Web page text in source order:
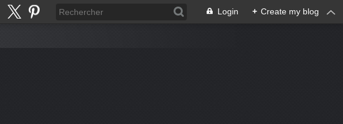
Login + Create my blog